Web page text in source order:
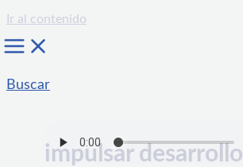
Ir al contenido
Buscar
impulsar desarrollo